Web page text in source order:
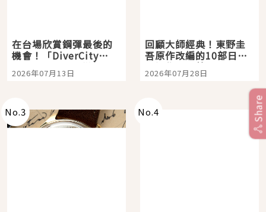
在台場欣賞鋼彈最後的
機會！「DiverCity
Tokyo Plaza」搭船、
購物、美食及夜景，一
2026年07月13日
回顧大師經典！東野圭
吾原作改編的10部日本
影視作品推薦
2026年07月28日
No.3 No.4 Share